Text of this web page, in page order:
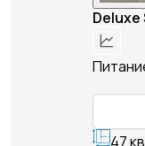
Deluxe
47